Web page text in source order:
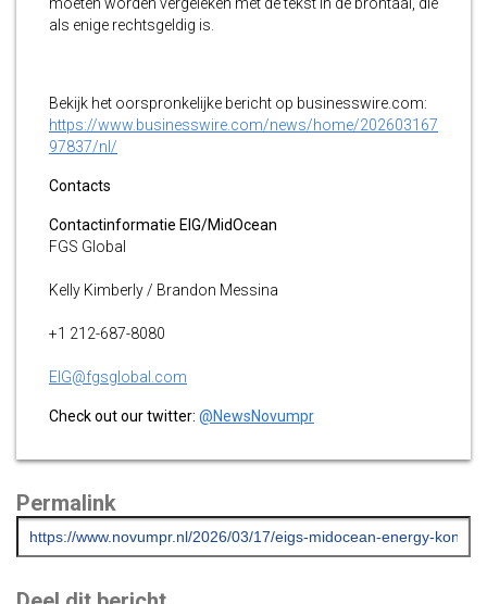
als enige rechtsgeldig is.
Bekijk het oorspronkelijke bericht op businesswire.com:
https://www.businesswire.com/news/home/202603167
97837/nl/
Contacts
Contactinformatie EIG/MidOcean
FGS Global
Kelly Kimberly / Brandon Messina
+1 212-687-8080
EIG@fgsglobal.com
Check out our twitter: @NewsNovumpr
Permalink